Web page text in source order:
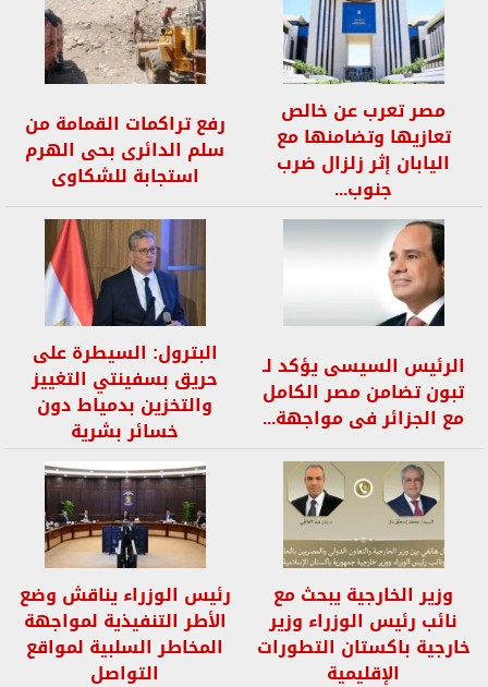
مصر تعرب عن خالص
تعازيها وتضامنها مع
اليابان إثر زلزال ضرب
جنوب...
رفع تراكمات القمامة من
سلم الدائرى بحى الهرم
استجابة للشكاوى
الرئيس السيسى يؤكد لـ
تبون تضامن مصر الكامل
مع الجزائر فى مواجهة...
البترول: السيطرة على
حريق بسفينتي التغييز
والتخزين بدمياط دون
خسائر بشرية
وزير الخارجية يبحث مع
نائب رئيس الوزراء وزير
خارجية باكستان التطورات
الإقليمية
رئيس الوزراء يناقش وضع
الأطر التنفيذية لمواجهة
المخاطر السلبية لمواقع
التواصل